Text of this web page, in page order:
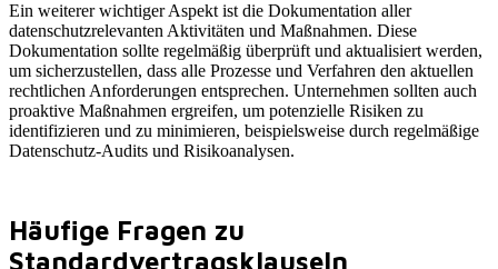
Ein weiterer wichtiger Aspekt ist die Dokumentation aller
datenschutzrelevanten Aktivitäten und Maßnahmen. Diese
Dokumentation sollte regelmäßig überprüft und aktualisiert werden,
um sicherzustellen, dass alle Prozesse und Verfahren den aktuellen
rechtlichen Anforderungen entsprechen. Unternehmen sollten auch
proaktive Maßnahmen ergreifen, um potenzielle Risiken zu
identifizieren und zu minimieren, beispielsweise durch regelmäßige
Datenschutz-Audits und Risikoanalysen.
Häufige Fragen zu
Standardvertragsklauseln